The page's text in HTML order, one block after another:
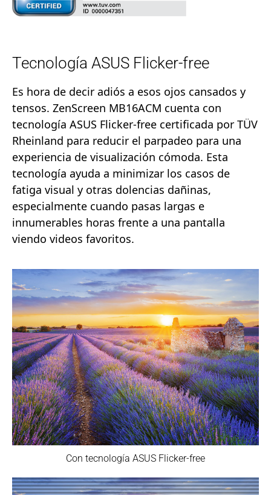
Tecnología ASUS Flicker-free
Es hora de decir adiós a esos ojos cansados y
tensos. ZenScreen MB16ACM cuenta con
tecnología ASUS Flicker-free certificada por TÜV
Rheinland para reducir el parpadeo para una
experiencia de visualización cómoda. Esta
tecnología ayuda a minimizar los casos de
fatiga visual y otras dolencias dañinas,
especialmente cuando pasas largas e
innumerables horas frente a una pantalla
viendo videos favoritos.
Con tecnología ASUS Flicker-free